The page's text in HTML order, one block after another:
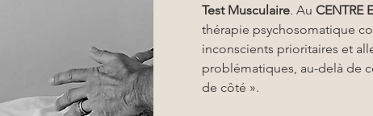
Test Musculaire. Au CENTRE
thérapie psychosomatique
inconscients prioritaires et
problématiques, au-delà de
de côté ».